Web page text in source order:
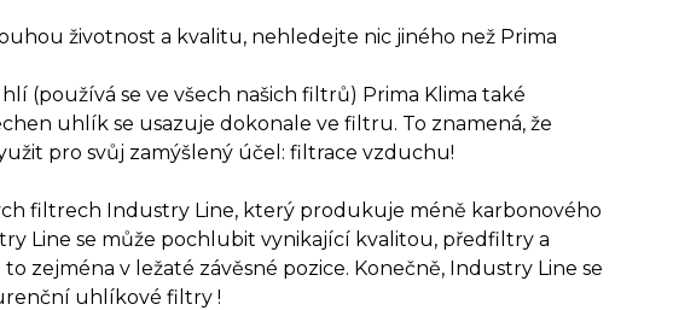
životnost a kvalitu, nehledejte nic jiného než Prima
(používá se ve všech našich filtrů) Prima Klima také
uhlík se usazuje dokonale ve filtru. To znamená, že
pro svůj zamýšlený účel: filtrace vzduchu!
filtrech Industry Line, který produkuje méně karbonového
Line se může pochlubit vynikající kvalitou, předfiltry a
zejména v ležaté závěsné pozice. Konečně, Industry Line se
uhlíkové filtry !